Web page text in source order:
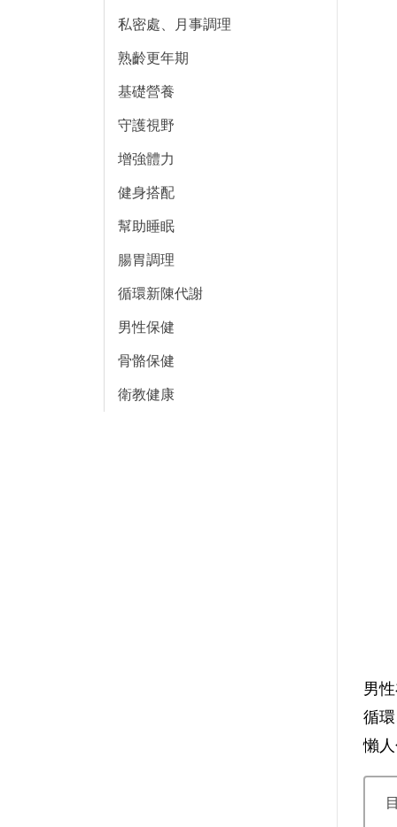
私密處、月事調理
熟齡更年期
基礎營養
守護視野
增強體力
健身搭配
幫助睡眠
腸胃調理
循環新陳代謝
男性保健
骨骼保健
衛教健康
男
循
懶